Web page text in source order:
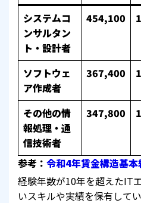
システムコ
ンサルタン
ト・設計者
454,100
ソフトウェ
ア作成者
367,400
その他の情
報処理・通
信技術者
347,800
参考： 令和4年賃金構造基
経験年数が10年を超えたIT
いスキルや実績を保有して